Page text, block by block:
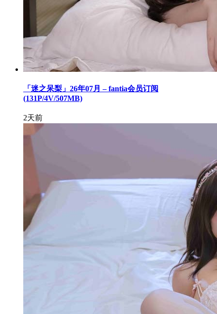
「迷之呆梨」26年07月 – fantia会员订阅
(131P/4V/507MB)
2天前